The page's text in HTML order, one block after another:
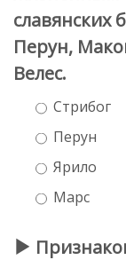
славянских
Перун,
Велес.
Стрибог
Перун
Ярило
Марс